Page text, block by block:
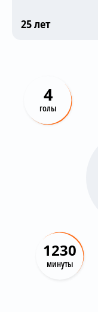
25 лет
4
голы
1230
минуты
Трансляции
Контакты